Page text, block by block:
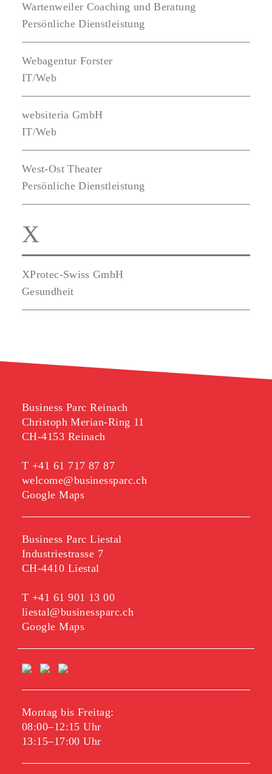
Wartenweiler Coaching und Beratung
Persönliche Dienstleistung
Webagentur Forster
IT/Web
websiteria GmbH
IT/Web
West-Ost Theater
Persönliche Dienstleistung
X
XProtec-Swiss GmbH
Gesundheit
Business Parc Reinach
Christoph Merian-Ring 11
CH-4153 Reinach
T +41 61 717 87 87
welcome@businessparc.ch
Google Maps
Business Parc Liestal
Industriestrasse 7
CH-4410 Liestal
T +41 61 901 13 00
liestal@businessparc.ch
Google Maps
Montag bis Freitag:
08:00–12:15 Uhr
13:15–17:00 Uhr